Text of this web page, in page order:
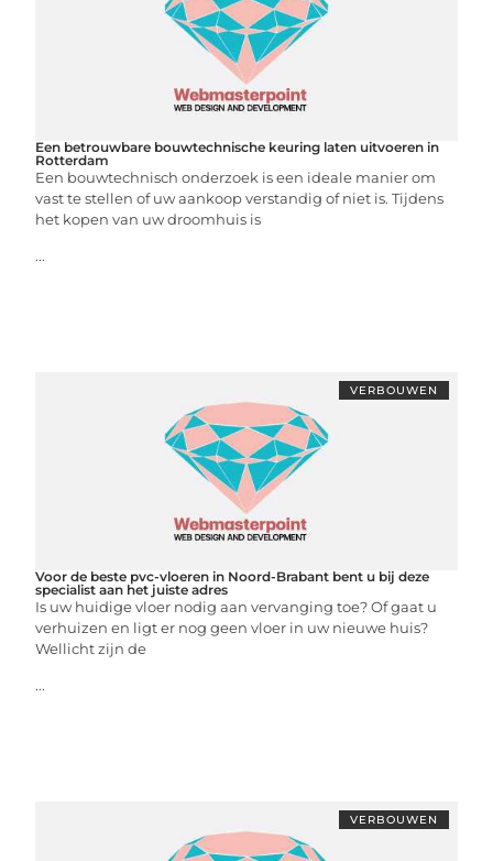
Een betrouwbare bouwtechnische keuring laten uitvoeren in
Rotterdam
Een bouwtechnisch onderzoek is een ideale manier om
vast te stellen of uw aankoop verstandig of niet is. Tijdens
het kopen van uw droomhuis is
...
VERBOUWEN
Voor de beste pvc-vloeren in Noord-Brabant bent u bij deze
specialist aan het juiste adres
Is uw huidige vloer nodig aan vervanging toe? Of gaat u
verhuizen en ligt er nog geen vloer in uw nieuwe huis?
Wellicht zijn de
...
VERBOUWEN